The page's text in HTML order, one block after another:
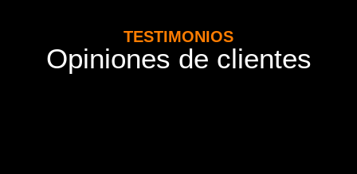
TESTIMONIOS
Opiniones de clientes